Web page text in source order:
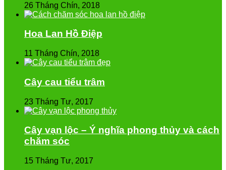
26 Tháng Chín, 2018
Hoa Lan Hồ Điệp
11 Tháng Chín, 2018
Cây cau tiểu trâm
23 Tháng Tư, 2017
Cây vạn lộc – Ý nghĩa phong thủy và cách
chăm sóc
15 Tháng Tư, 2017